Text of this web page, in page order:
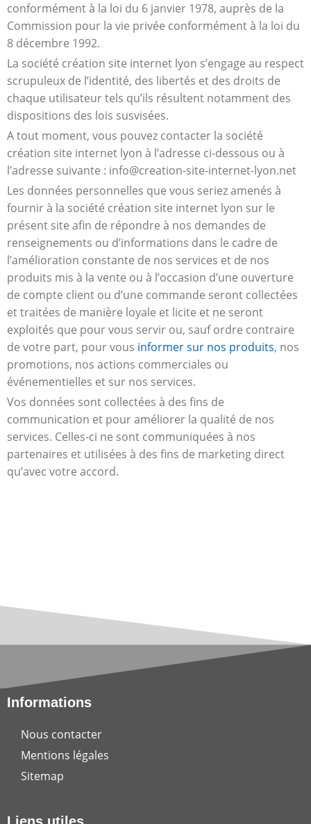
conformément à la loi du 6 janvier 1978, auprès de la
Commission pour la vie privée conformément à la loi du
8 décembre 1992.
La société création site internet lyon s’engage au respect
scrupuleux de l’identité, des libertés et des droits de
chaque utilisateur tels qu’ils résultent notamment des
dispositions des lois susvisées.
A tout moment, vous pouvez contacter la société
création site internet lyon à l’adresse ci-dessous ou à
l’adresse suivante : info@creation-site-internet-lyon.net
Les données personnelles que vous seriez amenés à
fournir à la société création site internet lyon sur le
présent site afin de répondre à nos demandes de
renseignements ou d’informations dans le cadre de
l’amélioration constante de nos services et de nos
produits mis à la vente ou à l’occasion d’une ouverture
de compte client ou d’une commande seront collectées
et traitées de manière loyale et licite et ne seront
exploités que pour vous servir ou, sauf ordre contraire
de votre part, pour vous informer sur nos produits, nos
promotions, nos actions commerciales ou
événementielles et sur nos services.
Vos données sont collectées à des fins de
communication et pour améliorer la qualité de nos
services. Celles-ci ne sont communiquées à nos
partenaires et utilisées à des fins de marketing direct
qu’avec votre accord.
Informations
Nous contacter
Mentions légales
Sitemap